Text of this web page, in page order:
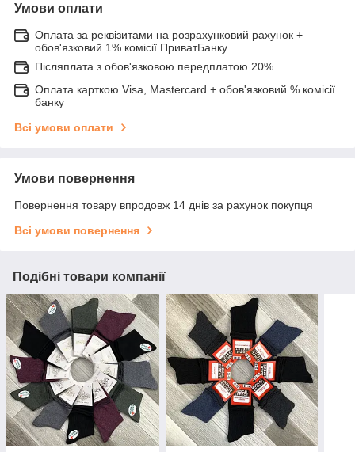
Умови оплати
Оплата за реквізитами на розрахунковий рахунок +
обов'язковий 1% комісії ПриватБанку
Післяплата з обов'язковою передплатою 20%
Оплата карткою Visa, Mastercard + обов'язковий % комісії
банку
Всі умови оплати
Умови повернення
Повернення товару впродовж 14 днів за рахунок покупця
Всі умови повернення
Подібні товари компанії